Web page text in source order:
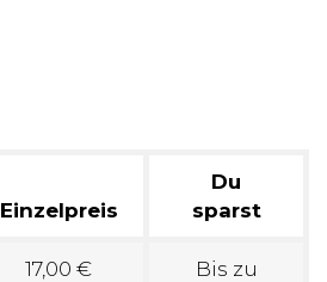
Einzelpreis
Du
sparst
17,00 €
Bis zu